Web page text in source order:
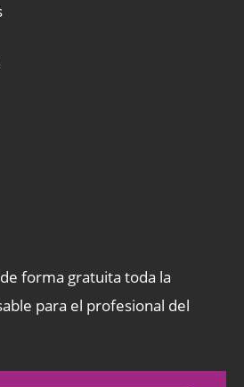
forma gratuita toda la
para el profesional del